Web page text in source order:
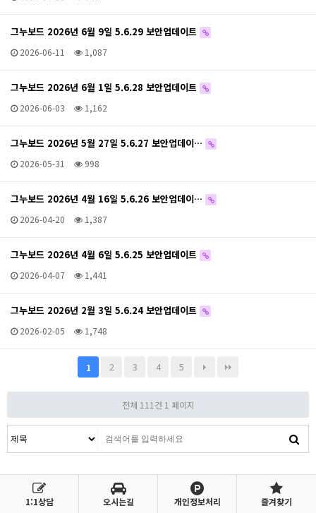
그누보드 2026년 6월 9일 5.6.29 보안업데이트
2026-06-11 1,087
그누보드 2026년 6월 1일 5.6.28 보안업데이트
2026-06-03 1,162
그누보드 2026년 5월 27일 5.6.27 보안업데이…
2026-05-31 998
그누보드 2026년 4월 16일 5.6.26 보안업데이…
2026-04-20 1,387
그누보드 2026년 4월 6일 5.6.25 보안업데이트
2026-04-07 1,441
그누보드 2026년 2월 3일 5.6.24 보안업데이트
2026-02-05 1,748
1 2 3 4 5
전체 111건 1 페이지
1:1상담 오시는길 개인정보처리 즐겨찾기